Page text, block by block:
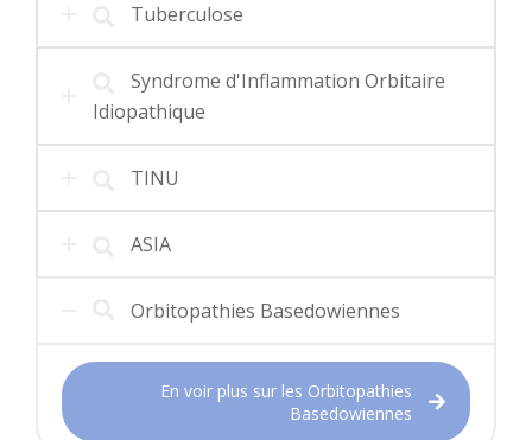
Tuberculose
Syndrome d'Inflammation Orbitaire
Idiopathique
TINU
ASIA
Orbitopathies Basedowiennes
En voir plus sur les Orbitopathies
Basedowiennes